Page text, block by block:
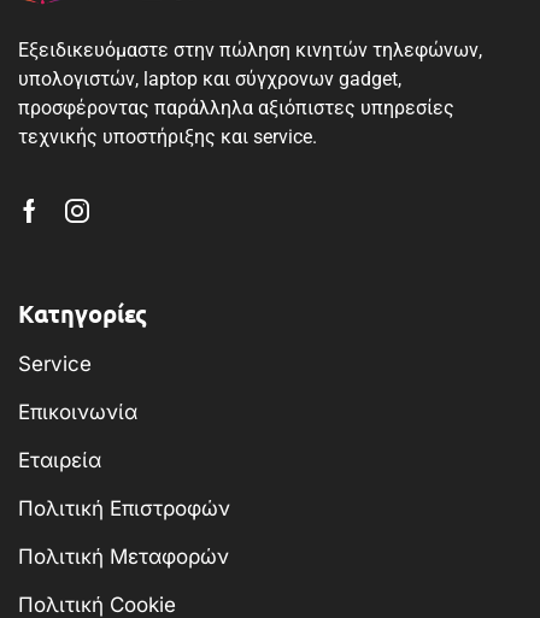
Εξειδικευόμαστε στην πώληση κινητών τηλεφώνων,
υπολογιστών, laptop και σύγχρονων gadget,
προσφέροντας παράλληλα αξιόπιστες υπηρεσίες
τεχνικής υποστήριξης και service.
Κατηγορίες
Service
Επικοινωνία
Εταιρεία
Πολιτική Επιστροφών
Πολιτική Μεταφορών
Πολιτική Cookie